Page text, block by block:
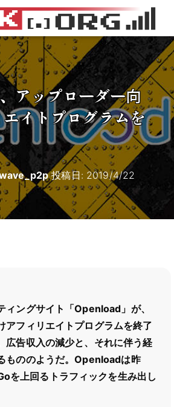
アップローダー向
イトプログラムを
投稿日: 2019/4/22
ィングサイト「Openload」が、
アフィリエイトプログラムを終了
広告収入の減少と、それに伴う経
もののようだ。Openloadは昨
を上回るトラフィックを生み出し